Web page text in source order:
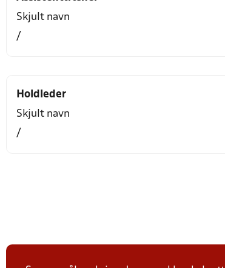
Skjult navn
/
Holdleder
Skjult navn
/